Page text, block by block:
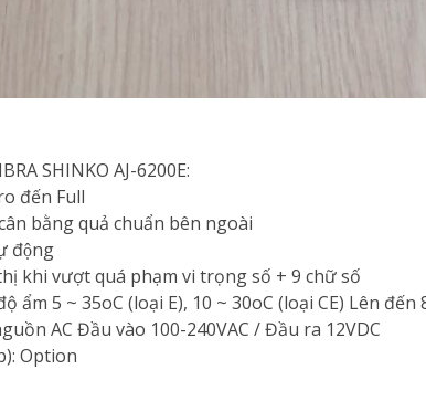
SHINKO AJ-6200E:
đến Full
bằng quả chuẩn bên ngoài
động
khi vượt quá phạm vi trọng số + 9 chữ số
ẩm 5 ~ 35oC (loại E), 10 ~ 30oC (loại CE) Lên
AC Đầu vào 100-240VAC / Đầu ra 12VDC
Option